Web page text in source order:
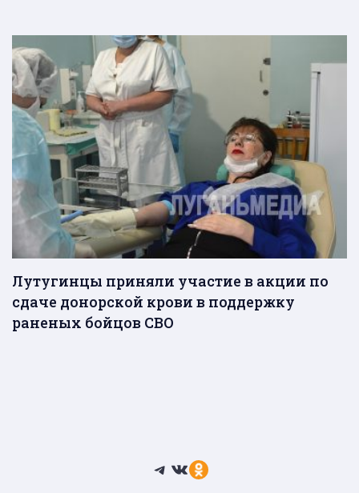
Лутугинцы приняли участие в акции по
сдаче донорской крови в поддержку
раненых бойцов СВО
Telegram
ВКонтакте
Ссылка